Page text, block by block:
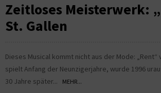
Zeitloses Meisterwerk:
St. Gallen
Dieses Musical kommt nicht aus der Mode: „Rent“
spielt Anfang der Neunzigerjahre, wurde 1996
30 Jahre später...
MEHR...